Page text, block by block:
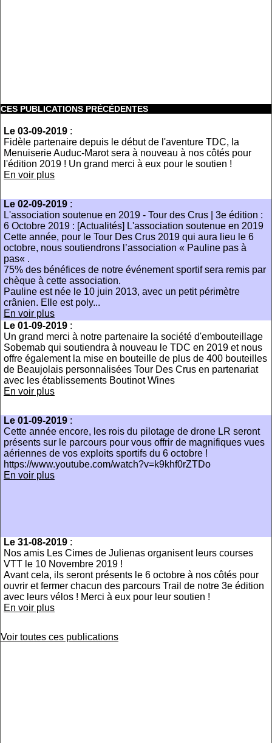
CES PUBLICATIONS PRÉCÉDENTES
Le 03-09-2019 :
Fidèle partenaire depuis le début de l'aventure TDC, la
Menuiserie Auduc-Marot sera à nouveau à nos côtés pour
l'édition 2019 ! Un grand merci à eux pour le soutien !
En voir plus
Le 02-09-2019 :
L'association soutenue en 2019 - Tour des Crus | 3e édition :
6 Octobre 2019 : [Actualités] L'association soutenue en 2019
Cette année, pour le Tour Des Crus 2019 qui aura lieu le 6
octobre, nous soutiendrons l’association « Pauline pas à
pas« .
75% des bénéfices de notre événement sportif sera remis par
chèque à cette association.
Pauline est née le 10 juin 2013, avec un petit périmètre
crânien. Elle est poly...
En voir plus
Le 01-09-2019 :
Un grand merci à notre partenaire la société d'embouteillage
Sobemab qui soutiendra à nouveau le TDC en 2019 et nous
offre également la mise en bouteille de plus de 400 bouteilles
de Beaujolais personnalisées Tour Des Crus en partenariat
avec les établissements Boutinot Wines
En voir plus
Le 01-09-2019 :
Cette année encore, les rois du pilotage de drone LR seront
présents sur le parcours pour vous offrir de magnifiques vues
aériennes de vos exploits sportifs du 6 octobre !
https://www.youtube.com/watch?v=k9khf0rZTDo
En voir plus
Le 31-08-2019 :
Nos amis Les Cimes de Julienas organisent leurs courses
VTT le 10 Novembre 2019 !
Avant cela, ils seront présents le 6 octobre à nos côtés pour
ouvrir et fermer chacun des parcours Trail de notre 3e édition
avec leurs vélos ! Merci à eux pour leur soutien !
En voir plus
Voir toutes ces publications